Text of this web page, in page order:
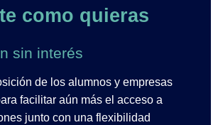
como quieras
sin interés
de los alumnos y empresas
facilitar aún más el acceso a
junto con una flexibilidad